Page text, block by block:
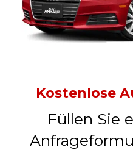
Kostenlose
Füllen Sie